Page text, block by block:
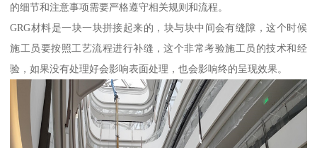
的细节和注意事项需要严格遵守相关规则和流程。
GRG材料是一块一块拼接起来的，块与块中间会有缝隙，这个时候
施工员要按照工艺流程进行补缝，这个非常考验施工员的技术和经
验，如果没有处理好会影响表面处理，也会影响终的呈现效果。